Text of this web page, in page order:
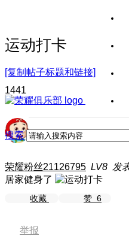
搜索
运动打卡
[复制帖子标题和链接]
1441
荣耀粉丝21126795 LV8 发
居家健身了
收藏 赞 6
举报